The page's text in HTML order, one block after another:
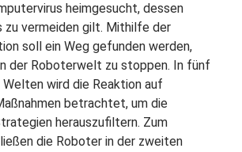
heimgesucht, dessen
zu vermeiden gilt. Mithilfe der
soll ein Weg gefunden werden,
der Roboterwelt zu stoppen. In fünf
wird die Reaktion auf
betrachtet, um die
herauszufiltern. Zum
die Roboter in der zweiten